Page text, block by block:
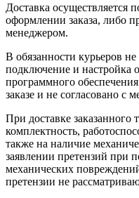
Доставка осуществляется
оформлении заказа, либо
менеджером.
В обязанности курьеров
подключение и настройка
программного
заказе и не согласовано с
При доставке заказанного
комплектность,
также на наличие
заявлении претензий при
механических
претензии не